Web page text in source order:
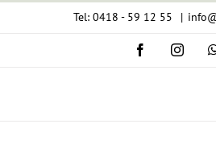
Tel: 0418 - 59 12 55 |
Facebook